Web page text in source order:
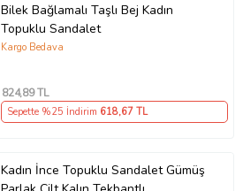
Bilek Bağlamalı Taşlı Bej Kadın
Topuklu Sandalet
Kargo Bedava
824,89 TL
Sepette %25 İndirim 618,67 TL
Kadın İnce Topuklu Sandalet Gümüş